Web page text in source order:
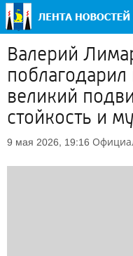
Валерий
великий
стойкость и
9 мая 2026, 19:16